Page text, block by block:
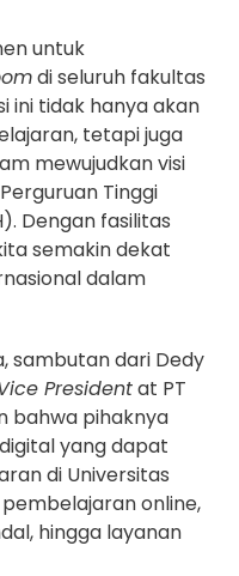
untuk
di seluruh fakultas
ini tidak hanya akan
tetapi juga
mewujudkan visi
Tinggi
Dengan fasilitas
semakin dekat
dalam
sambutan dari Dedy
Presidentat PT
bahwa pihaknya
yang dapat
di Universitas
online,
hingga layanan